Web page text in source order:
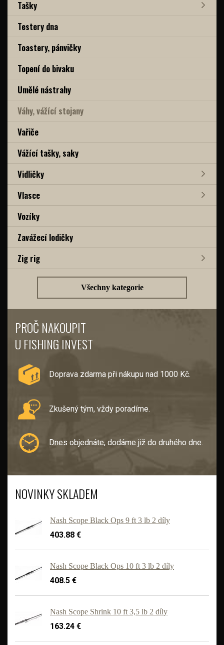
Tašky
Testery dna
Toastery, pánvičky
Topení do bivaku
Umělé nástrahy
Váhy, vážící stojany
Vařiče
Vážící tašky, saky
Vidličky
Vlasce
Vozíky
Zavážecí lodičky
Zig rig
Všechny kategorie
PROČ NAKOUPIT
U FISHING INVEST
Doprava zdarma při nákupu nad 1000 Kč.
Zkušený tým, vždy poradíme.
Dnes objednáte, dodáme již do druhého dne.
NOVINKY SKLADEM
Nash Scope Black Ops 9 ft 3 lb 2 díly
403.88 €
Nash Scope Black Ops 10 ft 3 lb 2 díly
408.5 €
Nash Scope Shrink 10 ft 3,5 lb 2 díly
163.24 €